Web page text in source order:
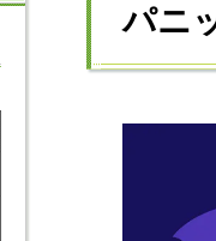
パニ